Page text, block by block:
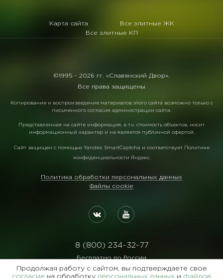
Карта сайта
Все элитные ЖК
Все элитные КП
©1995 - 2026 гг. «Славянский Двор».
Все права защищены
Копирование и воспроизведение материалов этого сайта возможно только с
письменного согласия администрации сайта.
Представленная на сайте информация, в т.ч. стоимость объектов, носит
информационный характер и не является публичной офертой.
Сайт защищен с помощью Yandex SmartCaptcha и соответствует Политике
конфиденциальности Яндекс.
Политика обработки персональных данных
Файлы cookie
8 (800) 234-32-77
Бесплатно по России
Реквизиты:
Продолжая работу с сайтом, вы подтверждаете свое
согласие на обработку персональных данных и файлов